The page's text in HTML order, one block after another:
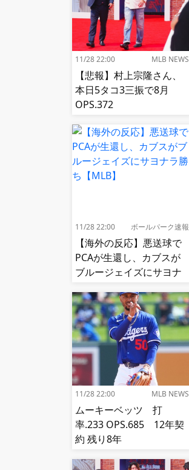
11/28 22:00 MLB NEWS
【悲報】村上宗隆さん、
本日5タコ3三振で8月
OPS.372
11/28 22:00 ボールパーク速報
【海外の反応】悪送球で
PCAが生還し、カブスが
ブルージェイズにサヨナ
11/28 22:00 MLB NEWS
ムーキーベッツ 打
率.233 OPS.685 12年契
約 残り8年